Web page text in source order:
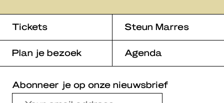
Tickets Steun Marres
Plan je bezoek Agenda
Abonneer je op onze nieuwsbrief